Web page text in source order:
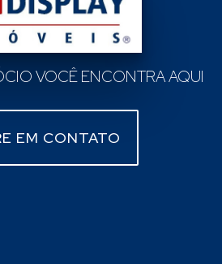
VOCÊ ENCONTRA AQUI
EM CONTATO